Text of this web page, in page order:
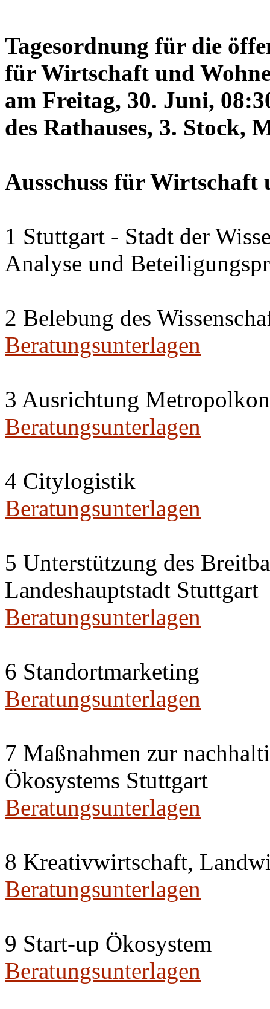
Tagesordnung für die
für Wirtschaft und
am Freitag, 30. Juni,
des Rathauses, 3. Stock,
Ausschuss für Wirtschaft
1 Stuttgart - Stadt der
Analyse und
2 Belebung des
Beratungsunterlagen
3 Ausrichtung
Beratungsunterlagen
4 Citylogistik
Beratungsunterlagen
5 Unterstützung des
Landeshauptstadt Stuttgart
Beratungsunterlagen
6 Standortmarketing
Beratungsunterlagen
7 Maßnahmen zur
Ökosystems Stuttgart
Beratungsunterlagen
8 Kreativwirtschaft,
Beratungsunterlagen
9 Start-up Ökosystem
Beratungsunterlagen